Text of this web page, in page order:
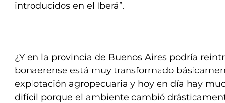
introducidos en el Iberá”.
¿Y en la provincia de Buenos Aires podría
bonaerense está muy transformado
explotación agropecuaria y hoy en día hay
difícil porque el ambiente cambió